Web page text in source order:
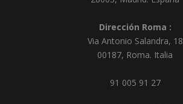
Dirección Roma :
Via Antonio Salandra, 18
00187, Roma. Italia
91 005 91 27